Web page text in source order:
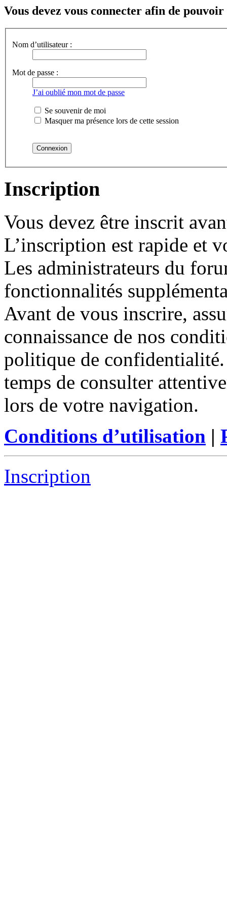
Vous devez vous connecter afin de
Nom d’utilisateur :
Mot de passe :
J’ai oublié mon mot de passe
Se souvenir de moi
Masquer ma présence lors de cette session
Inscription
Vous devez être inscrit
L’inscription est rapide et
Les administrateurs du
fonctionnalités
Avant de vous inscrire,
connaissance de nos
politique de
temps de consulter
lors de votre navigation.
Conditions d’utilisation |
Inscription